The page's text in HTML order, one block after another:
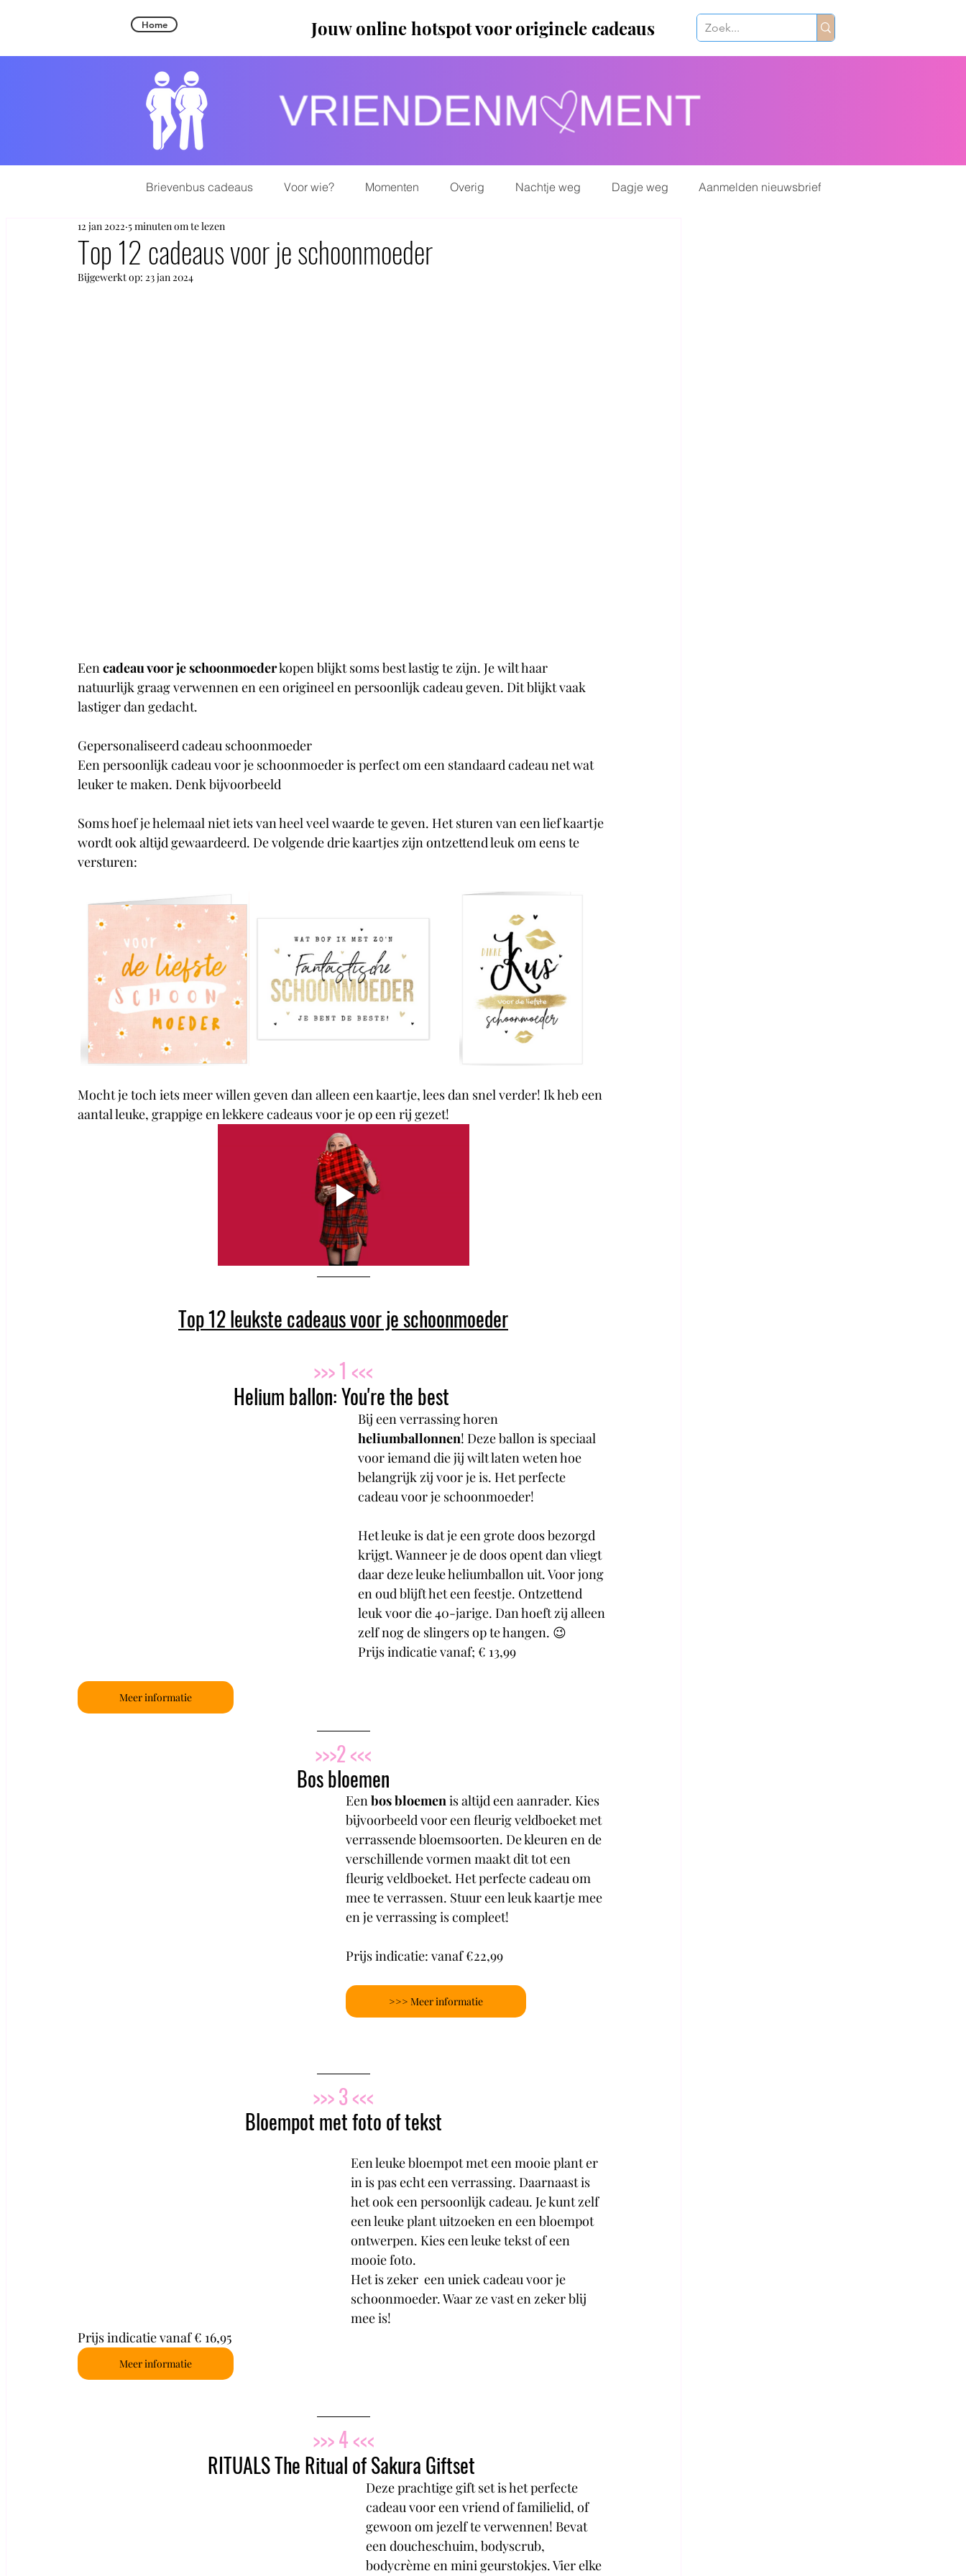
Home Jouw online hotspot voor originele cadeaus
Brievenbus cadeaus Voor wie? Momenten Overig Nachtje weg Dagje weg Aanmelden nieuwsbrief
Top 12 cadeaus voor je schoonmoeder
12 jan 2022 5 minuten om te lezen
Bijgewerkt op: 23 jan 2024
Een cadeau voor je schoonmoeder kopen blijkt soms best lastig te zijn. Je wilt haar
natuurlijk graag verwennen en een origineel en persoonlijk cadeau geven. Dit blijkt vaak
lastiger dan gedacht.
Gepersonaliseerd cadeau schoonmoeder
Een persoonlijk cadeau voor je schoonmoeder is perfect om een standaard cadeau net wat
leuker te maken. Denk bijvoorbeeld
Soms hoef je helemaal niet iets van heel veel waarde te geven. Het sturen van een lief kaartje
wordt ook altijd gewaardeerd. De volgende drie kaartjes zijn ontzettend leuk om eens te
versturen:
Mocht je toch iets meer willen geven dan alleen een kaartje, lees dan snel verder! Ik heb een
aantal leuke, grappige en lekkere cadeaus voor je op een rij gezet!
Top 12 leukste cadeaus voor je schoonmoeder
>>> 1 <<<
Helium ballon: You're the best
Bij een verrassing horen
heliumballonnen! Deze ballon is speciaal
voor iemand die jij wilt laten weten hoe
belangrijk zij voor je is. Het perfecte
cadeau voor je schoonmoeder!
Het leuke is dat je een grote doos bezorgd
krijgt. Wanneer je de doos opent dan vliegt
daar deze leuke heliumballon uit. Voor jong
en oud blijft het een feestje. Ontzettend
leuk voor die 40-jarige. Dan hoeft zij alleen
zelf nog de slingers op te hangen. 😉
Prijs indicatie vanaf; € 13,99
Meer informatie
>>>2 <<<
Bos bloemen
Een bos bloemen is altijd een aanrader. Kies
bijvoorbeeld voor een fleurig veldboeket met
verrassende bloemsoorten. De kleuren en de
verschillende vormen maakt dit tot een
fleurig veldboeket. Het perfecte cadeau om
mee te verrassen. Stuur een leuk kaartje mee
en je verrassing is compleet!
Prijs indicatie: vanaf €22,99
>>> Meer informatie
>>> 3 <<<
Bloempot met foto of tekst
Een leuke bloempot met een mooie plant er
in is pas echt een verrassing. Daarnaast is
het ook een persoonlijk cadeau. Je kunt zelf
een leuke plant uitzoeken en een bloempot
ontwerpen. Kies een leuke tekst of een
mooie foto.
Het is zeker  een uniek cadeau voor je
schoonmoeder. Waar ze vast en zeker blij
mee is!
Prijs indicatie vanaf € 16,95
Meer informatie
>>> 4 <<<
RITUALS The Ritual of Sakura Giftset
Deze prachtige gift set is het perfecte
cadeau voor een vriend of familielid, of
gewoon om jezelf te verwennen! Bevat
een doucheschuim, bodyscrub,
bodycrème en mini geurstokjes. Vier elke